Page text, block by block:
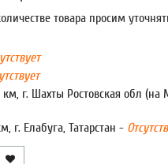
товара просим
г. Шахты Ростовская обл (на
г. Елабуга, Татарстан -